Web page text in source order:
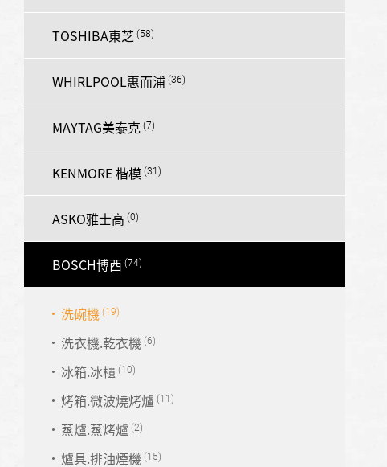
TOSHIBA東芝
WHIRLPOOL惠而浦
MAYTAG美泰克
KENMORE 楷模
ASKO雅士高
BOSCH博西
洗碗機
洗衣機.乾衣機
冰箱.冰櫃
烤箱.微波燒烤爐
蒸爐.蒸烤爐
爐具.排油煙機